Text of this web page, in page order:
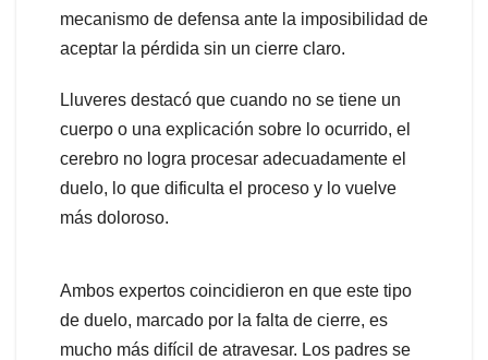
mecanismo de defensa ante la imposibilidad de
aceptar la pérdida sin un cierre claro.
Lluveres destacó que cuando no se tiene un
cuerpo o una explicación sobre lo ocurrido, el
cerebro no logra procesar adecuadamente el
duelo, lo que dificulta el proceso y lo vuelve
más doloroso.
Ambos expertos coincidieron en que este tipo
de duelo, marcado por la falta de cierre, es
mucho más difícil de atravesar. Los padres se